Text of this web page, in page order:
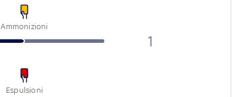
Ammonizioni
1
Espulsioni